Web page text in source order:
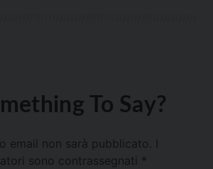
To Say?
email non sarà pubblicato.
sono contrassegnati *